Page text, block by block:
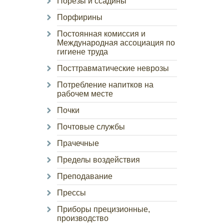
Порфирины
Постоянная комиссия и
Международная ассоциация по
гигиене труда
Посттравматические неврозы
Потребление напитков на
рабочем месте
Почки
Почтовые службы
Прачечные
Пределы воздействия
Преподавание
Прессы
Приборы прецизионные,
производство